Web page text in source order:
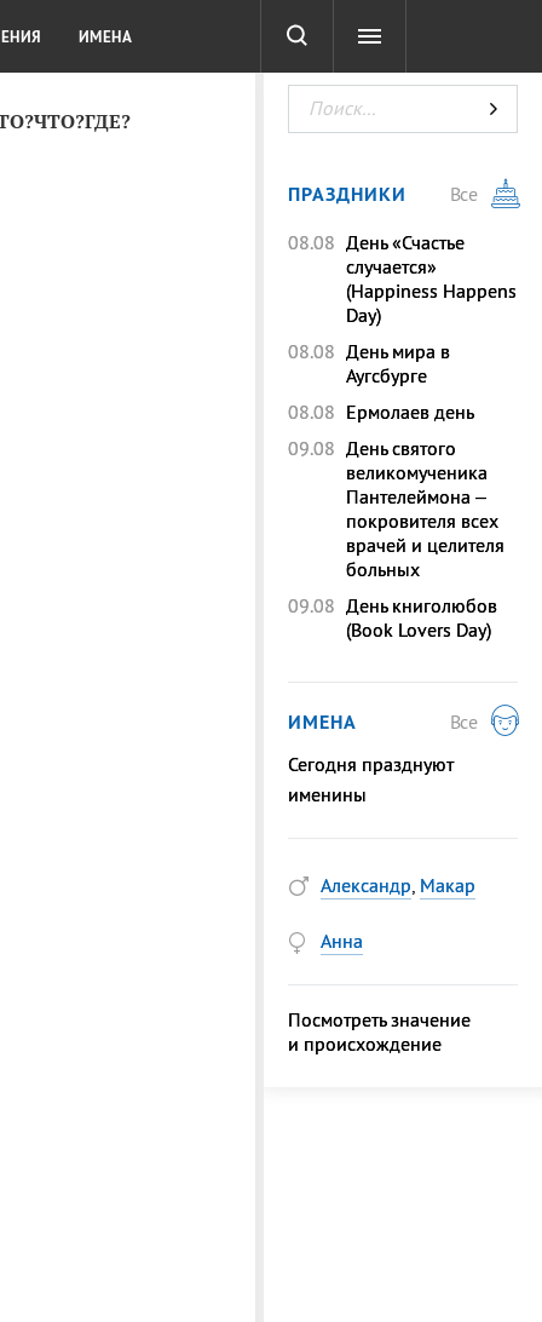
ТЕСТЫ
ИМЕНА
ПРАЗДНИКИ
Все
08.08 День «Счастье
случается»
(Happiness Happens
Day)
08.08 День мира в
Аугсбурге
08.08 Ермолаев день
09.08 День святого
великомученика
Пантелеймона –
покровителя всех
врачей и целителя
больных
09.08 День книголюбов
(Book Lovers Day)
ИМЕНА
Все
Сегодня празднуют
именины
Александр, Макар
Анна
Посмотреть значение
и происхождение